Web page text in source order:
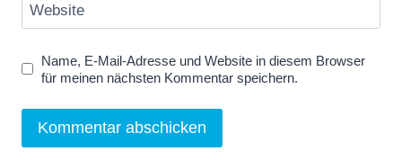
Website
Name, E-Mail-Adresse und Website in diesem Browser
für meinen nächsten Kommentar speichern.